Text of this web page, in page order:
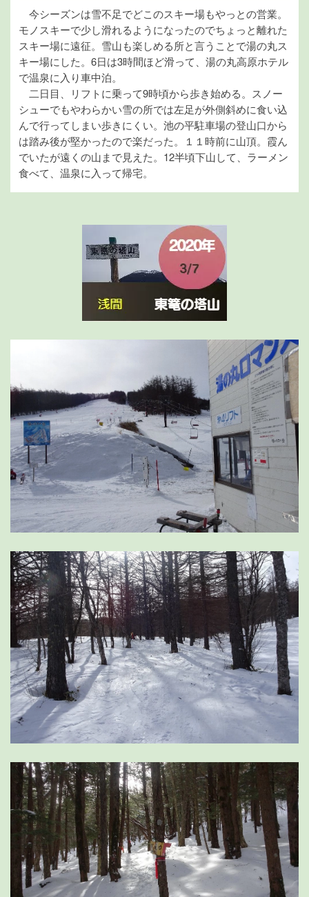
今シーズンは雪不足でどこのスキー場もやっとの営業。
モノスキーで少し滑れるようになったのでちょっと離れた
スキー場に遠征。雪山も楽しめる所と言うことで湯の丸ス
キー場にした。6日は3時間ほど滑って、湯の丸高原ホテル
で温泉に入り車中泊。
二日目、リフトに乗って9時頃から歩き始める。スノー
シューでもやわらかい雪の所では左足が外側斜めに食い込
んで行ってしまい歩きにくい。池の平駐車場の登山口から
は踏み後が堅かったので楽だった。１１時前に山頂。霞ん
でいたが遠くの山まで見えた。12半頃下山して、ラーメン
食べて、温泉に入って帰宅。